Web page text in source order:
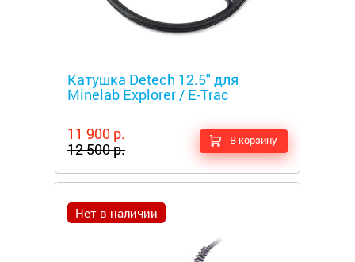
Катушка Detech 12.5" для
Minelab Explorer / E-Trac
11 900 р.
12 500 р.
В корзину
Нет в наличии